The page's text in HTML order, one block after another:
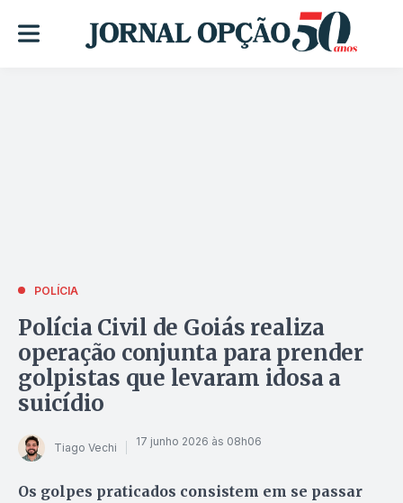
POLÍCIA
Polícia Civil de Goiás realiza
operação conjunta para prender
golpistas que levaram idosa a
suicídio
Tiago Vechi 17 junho 2026 às 08h06
Os golpes praticados consistem em se passar